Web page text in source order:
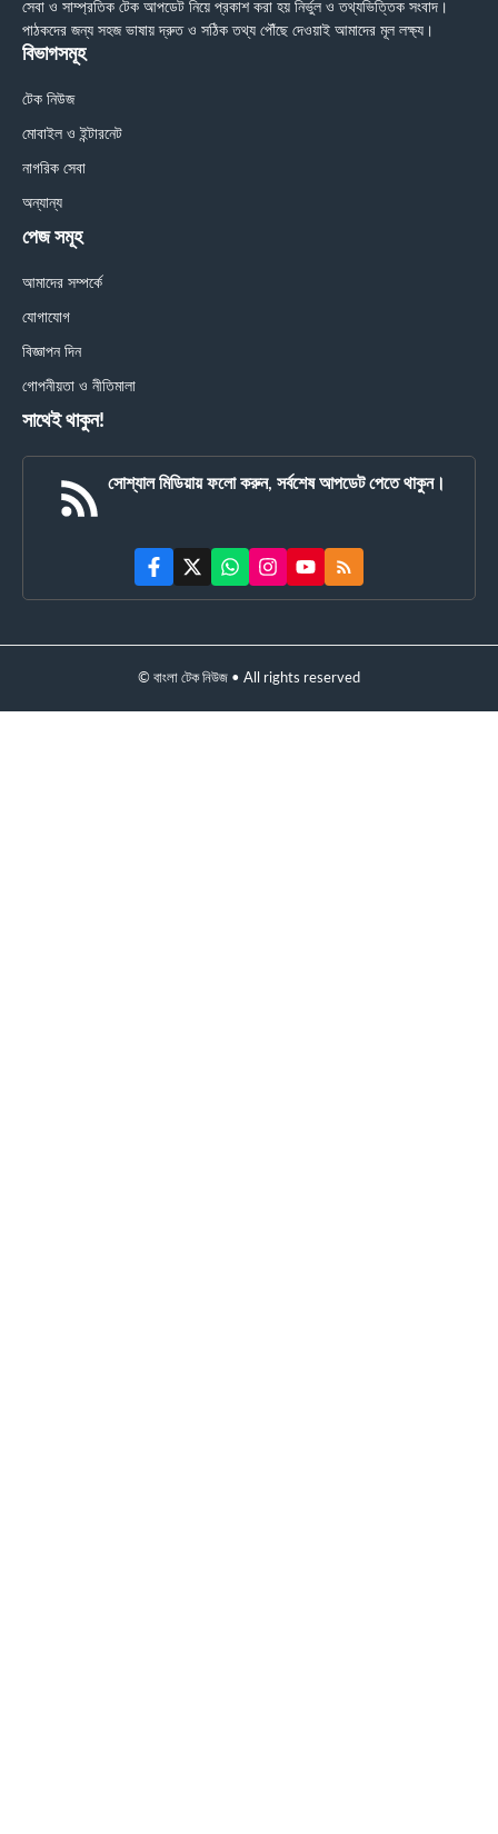
সেবা ও সাম্প্রতিক টেক আপডেট নিয়ে প্রকাশ করা হয় নির্ভুল ও তথ্যভিত্তিক সংবাদ।
পাঠকদের জন্য সহজ ভাষায় দ্রুত ও সঠিক তথ্য পৌঁছে দেওয়াই আমাদের মূল লক্ষ্য।
বিভাগসমূহ
টেক নিউজ
মোবাইল ও ইন্টারনেট
নাগরিক সেবা
অন্যান্য
পেজ সমূহ
আমাদের সম্পর্কে
যোগাযোগ
বিজ্ঞাপন দিন
গোপনীয়তা ও নীতিমালা
সাথেই থাকুন!
সোশ্যাল মিডিয়ায় ফলো করুন, সর্বশেষ আপডেট পেতে থাকুন।
© বাংলা টেক নিউজ • All rights reserved